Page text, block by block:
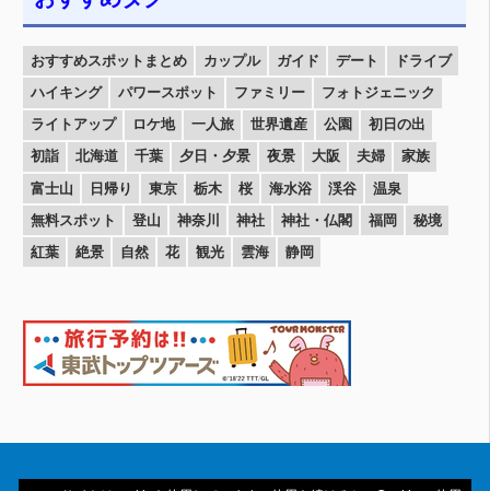
おすすめスポットまとめ カップル ガイド デート
ドライブ
ハイキング
パワースポット ファミリー
フォトジェニック
ライトアップ
ロケ地 一人旅 世界遺産 公園
初日の出
初詣
北海道 千葉 夕日・夕景 夜景 大阪 夫婦
家族
富士山
日帰り 東京 栃木 桜 海水浴 渓谷
温泉
無料スポット
登山 神奈川 神社 神社・仏閣 福岡
秘境
紅葉
絶景 自然 花 観光 雲海 静岡